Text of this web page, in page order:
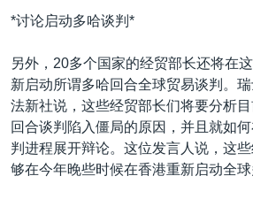
*讨论启动多哈谈判*
另外，20多个国家的经贸部长还将在
新启动所谓多哈回合全球贸易谈判。
法新社说，这些经贸部长们将要分析
回合谈判陷入僵局的原因，并且就如
判进程展开辩论。这位发言人说，这
够在今年晚些时候在香港重新启动全球